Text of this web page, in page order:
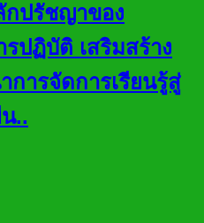
กปรัชญาของ
รปฏิบัติ เสริมสร้าง
ารจัดการเรียนรู้สู่
..